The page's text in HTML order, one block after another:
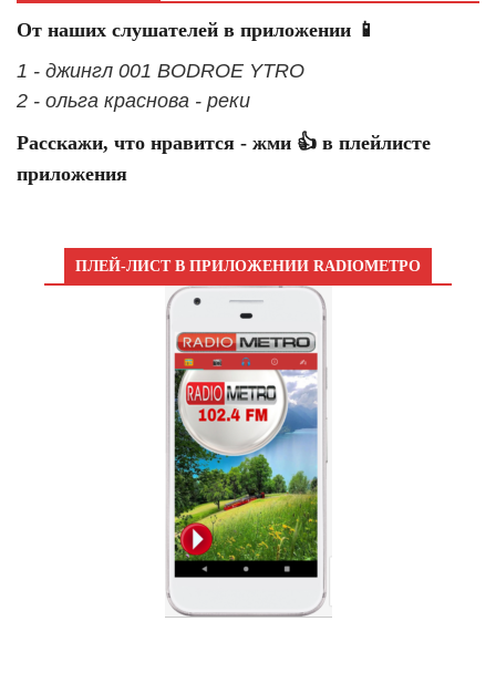
От наших слушателей в приложении 📱
1 - джингл 001 BODROE YTRO
2 - ольга краснова - реки
Расскажи, что нравится - жми 👍 в плейлисте
приложения
ПЛЕЙ-ЛИСТ В ПРИЛОЖЕНИИ RADIOМЕТРО